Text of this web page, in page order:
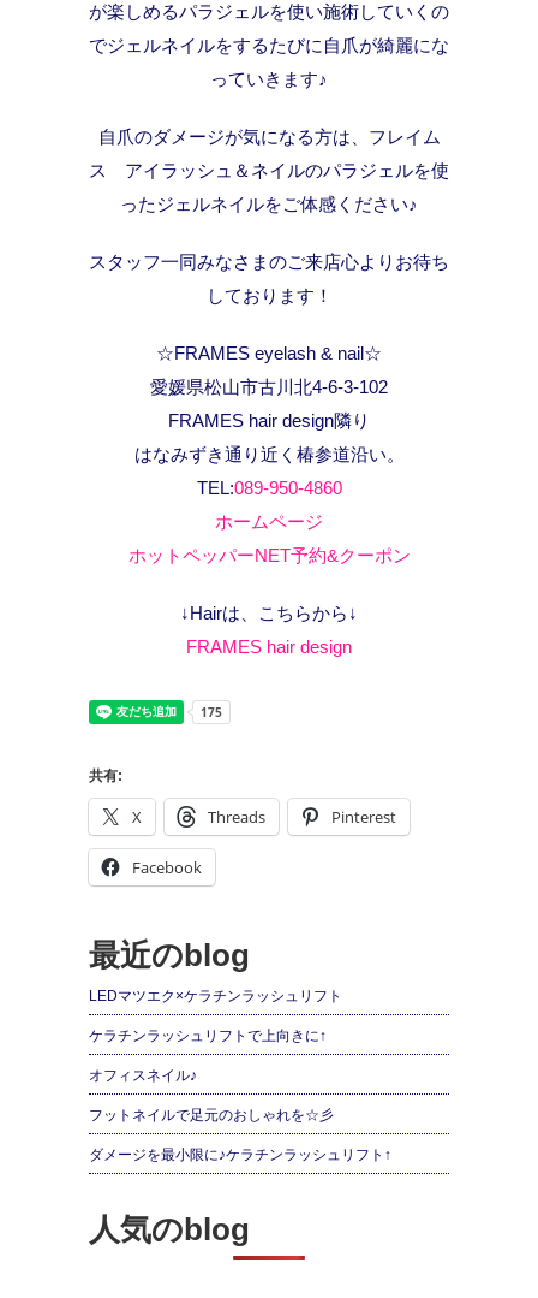
が楽しめるパラジェルを使い施術していくの
でジェルネイルをするたびに自爪が綺麗にな
っていきます♪
自爪のダメージが気になる方は、フレイム
ス アイラッシュ＆ネイルのパラジェルを使
ったジェルネイルをご体感ください♪
スタッフ一同みなさまのご来店心よりお待ち
しております！
☆FRAMES eyelash & nail☆
愛媛県松山市古川北4-6-3-102
FRAMES hair design隣り
はなみずき通り近く椿参道沿い。
TEL:089-950-4860
ホームページ
ホットペッパーNET予約&クーポン
↓Hairは、こちらから↓
FRAMES hair design
共有:
X Threads Pinterest
Facebook
最近のblog
LEDマツエク×ケラチンラッシュリフト
ケラチンラッシュリフトで上向きに↑
オフィスネイル♪
フットネイルで足元のおしゃれを☆彡
ダメージを最小限に♪ケラチンラッシュリフト↑
人気のblog